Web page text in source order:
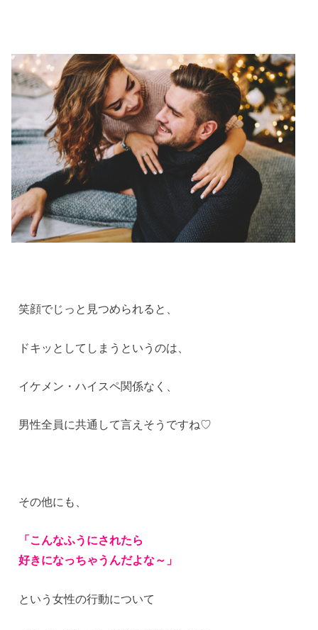
笑顔でじっと見つめられると、
ドキッとしてしまうというのは、
イケメン・ハイスペ関係なく、
男性全員に共通して言えそうですね♡
その他にも、
「こんなふうにされたら
好きになっちゃうんだよな～」
という女性の行動について